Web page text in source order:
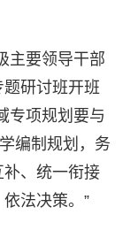
主要领导干部
研讨班开班
专项规划要与
编制规划，务
、统一衔接
法决策。”